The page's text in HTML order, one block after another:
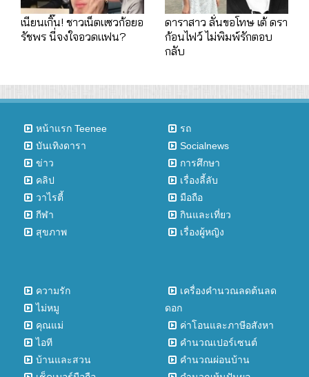
เนียนเกิ๊น! ชาวเน็ตแซวก้อยอ
รัชพร นี่จงใจอวดแฟน?
ดาราสาว ลั่นขอโทษ เต้ ดรา
ก้อนไฟว์ ไม่พิมพ์รักตอบ
กลับ
หน้าแรก Teenee
บันเทิงดารา
ข่าว
คลิป
วาไรตี้
กีฬา
สุขภาพ
รถ
Socialnews
การศึกษา
เรื่องลี้ลับ
มือถือ
กินและเที่ยว
เรื่องผู้หญิง
ความรัก
ไม่หมู
คุณแม่
ไอที
บ้านและสวน
เครื่องคำนวณลดต้นลด
ดอก
ค่าโอนและภาษีอสังหา
คำนวณเปอร์เซนต์
คำนวณผ่อนบ้าน